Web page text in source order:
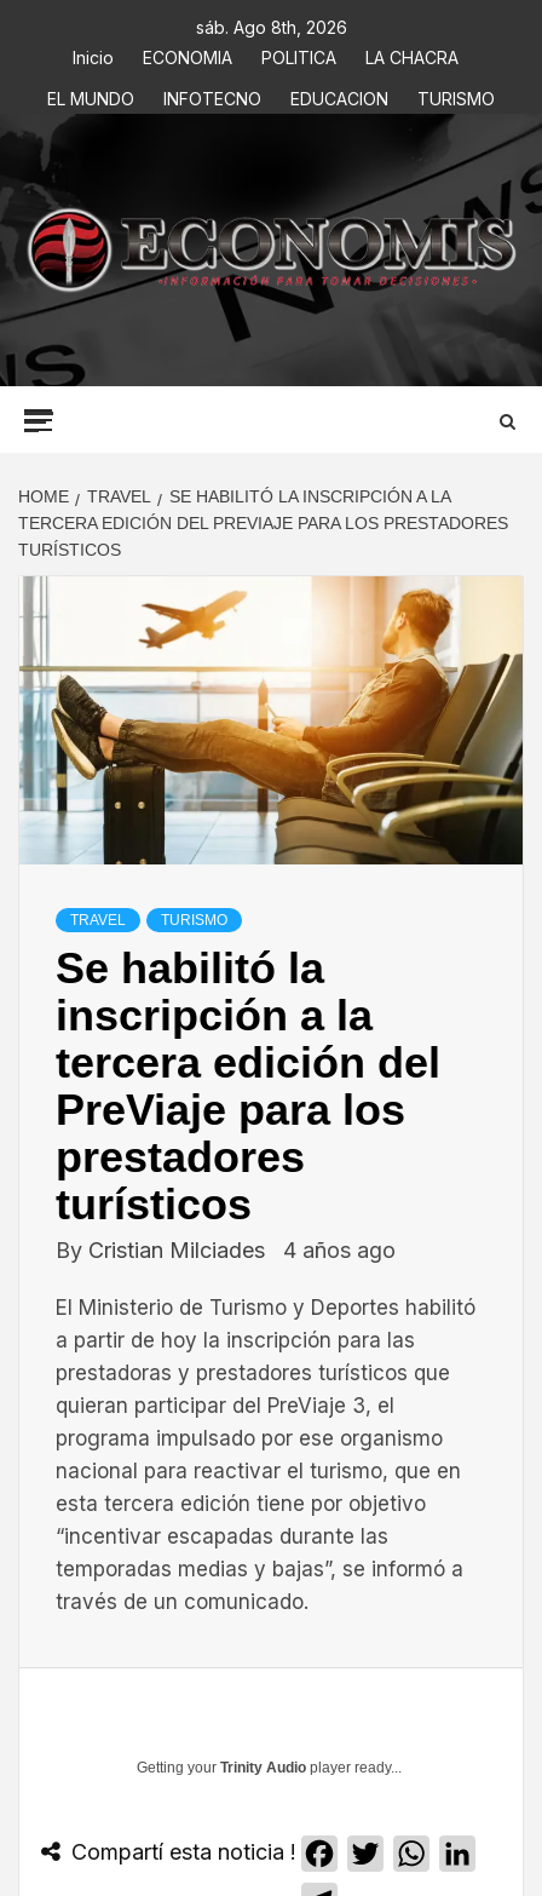
sáb. Ago 8th, 2026
Inicio
ECONOMIA POLITICA
LA CHACRA
EL MUNDO
INFOTECNO EDUCACION TURISMO
ECONOMIS
INFORMACIÓN PARA TOMAR DECISIONES
HOME TRAVEL
SE HABILITÓ LA INSCRIPCIÓN A LA
TERCERA EDICIÓN DEL PREVIAJE PARA LOS PRESTADORES
TURÍSTICOS
TRAVEL TURISMO
Se habilitó la
inscripción a la
tercera edición del
PreViaje para los
prestadores
turísticos
By Cristian Milciades 4 años ago
El Ministerio de Turismo y Deportes habilitó
a partir de hoy la inscripción para las
prestadoras y prestadores turísticos que
quieran participar del PreViaje 3, el
programa impulsado por ese organismo
nacional para reactivar el turismo, que en
esta tercera edición tiene por objetivo
“incentivar escapadas durante las
temporadas medias y bajas”, se informó a
través de un comunicado.
Getting your Trinity Audio player ready...
Compartí esta noticia ! Facebook
TwitterWhatsApp